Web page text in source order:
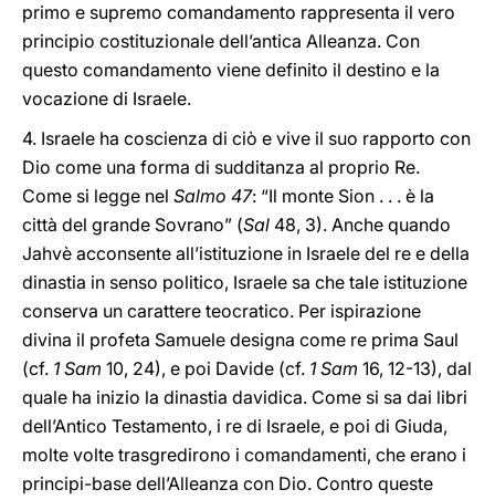
primo e supremo comandamento rappresenta il vero
principio costituzionale dell’antica Alleanza. Con
questo comandamento viene definito il destino e la
vocazione di Israele.
4. Israele ha coscienza di ciò e vive il suo rapporto con
Dio come una forma di sudditanza al proprio Re.
Come si legge nel Salmo 47: “Il monte Sion . . . è la
città del grande Sovrano” (Sal 48, 3). Anche quando
Jahvè acconsente all’istituzione in Israele del re e della
dinastia in senso politico, Israele sa che tale istituzione
conserva un carattere teocratico. Per ispirazione
divina il profeta Samuele designa come re prima Saul
(cf. 1 Sam 10, 24), e poi Davide (cf. 1 Sam 16, 12-13), dal
quale ha inizio la dinastia davidica. Come si sa dai libri
dell’Antico Testamento, i re di Israele, e poi di Giuda,
molte volte trasgredirono i comandamenti, che erano i
principi-base dell’Alleanza con Dio. Contro queste